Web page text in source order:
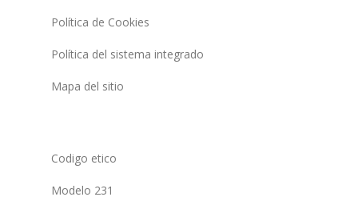
Política de Cookies
Política del sistema integrado
Mapa del sitio
Codigo etico
Modelo 231